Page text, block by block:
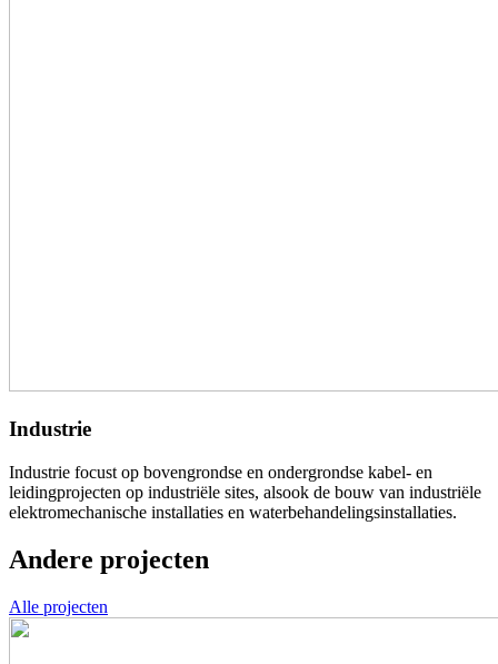
Industrie
Industrie focust op bovengrondse en ondergrondse kabel- en
leidingprojecten op industriële sites, alsook de bouw van industriële
elektromechanische installaties en waterbehandelingsinstallaties.
Andere projecten
Alle projecten